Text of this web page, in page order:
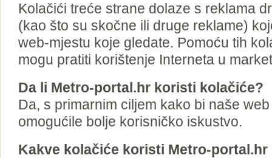
Kolačići treće strane dolaze s reklama
(kao što su skočne ili druge reklame)
web-mjestu koje gledate. Pomoću tih
mogu pratiti korištenje Interneta u
Da li Metro-portal.hr koristi kolačiće?
Da, s primarnim ciljem kako bi naše
omogućile bolje korisničko iskustvo.
Kakve kolačiće koristi Metro-portal.hr